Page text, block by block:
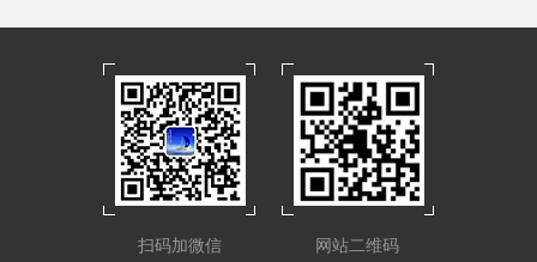
扫码加微信 网站二维码